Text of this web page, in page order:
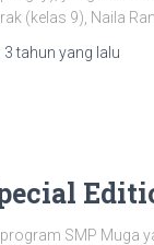
(kelas 9), Naila
3 tahun yang lalu
SMP Muga